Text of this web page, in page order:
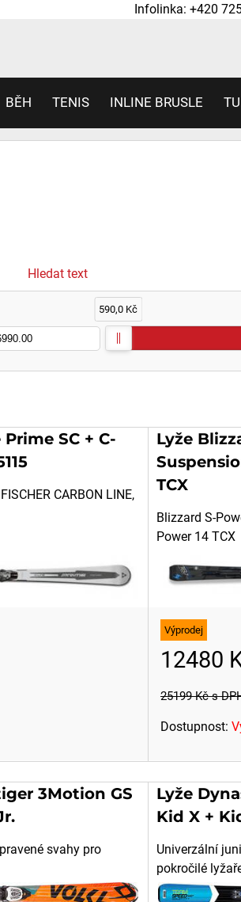
Infolinka: +420
BĚH TENIS INLINE BRUSLE
Hledat text
590,0 Kč
SC + C-
CARBON LINE,
Lyže
TCX
Blizzard S-
Power 14 TCX
Výprodej
12480
25199 Kčs
Dostupnost:
3Motion GS
svahy pro
Lyže
Kid X +
Univerzální
pokročilé